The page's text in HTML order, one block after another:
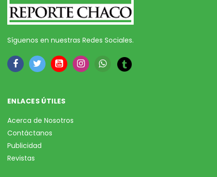
Síguenos en nuestras Redes Sociales.
ENLACES ÚTILES
Acerca de Nosotros
Contáctanos
Publicidad
Revistas